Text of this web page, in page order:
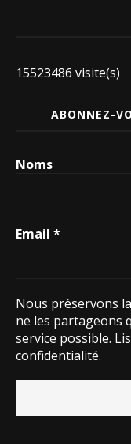
15523486 visite(s)
ABONNEZ-
Noms
Email *
Nous préservons
ne les partageons
service possible.
confidentialité.